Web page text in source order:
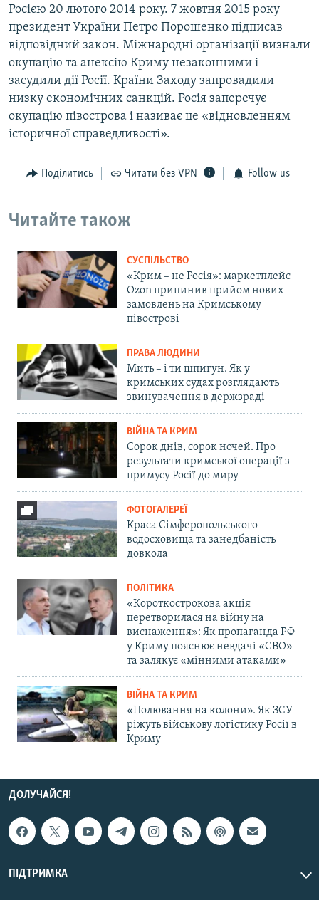
Росією 20 лютого 2014 року. 7 жовтня 2015 року
президент України Петро Порошенко підписав
відповідний закон. Міжнародні організації визнали
окупацію та анексію Криму незаконними і
засудили дії Росії. Країни Заходу запровадили
низку економічних санкцій. Росія заперечує
окупацію півострова і називає це «відновленням
історичної справедливості».
Поділитись Читати без VPN Follow us
Читайте також
СУСПІЛЬСТВО
«Крим – не Росія»: маркетплейс
Ozon припинив прийом нових
замовлень на Кримському
півострові
ПРАВА ЛЮДИНИ
Мить – і ти шпигун. Як у
кримських судах розглядають
звинувачення в держзраді
ВІЙНА ТА КРИМ
Сорок днів, сорок ночей. Про
результати кримської операції з
примусу Росії до миру
ФОТОГАЛЕРЕЇ
Краса Сімферопольського
водосховища та занедбаність
довкола
ПОЛІТИКА
«Короткострокова акція
перетворилася на війну на
виснаження»: Як пропаганда РФ
у Криму пояснює невдачі «СВО»
та залякує «мінними атаками»
ВІЙНА ТА КРИМ
«Полювання на колони». Як ЗСУ
ріжуть військову логістику Росії в
Криму
ДОЛУЧАЙСЯ!
ПІДТРИМКА